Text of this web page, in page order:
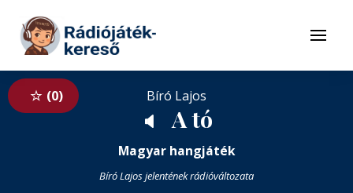
Tovább a tartalomhoz
Menü
0 Bíró Lajos
🔈 A tó
Magyar hangjáték
Bíró Lajos jelentének rádióváltozata